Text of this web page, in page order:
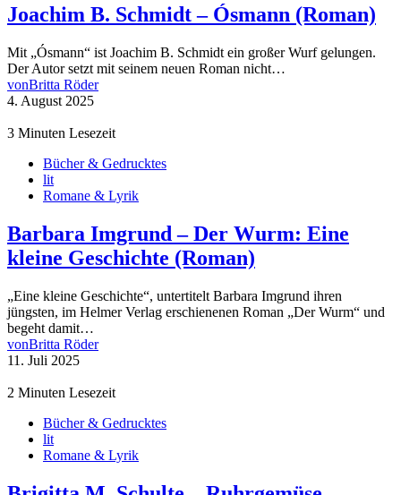
Joachim B. Schmidt – Ósmann (Roman)
Mit „Ósmann“ ist Joachim B. Schmidt ein großer Wurf gelungen.
Der Autor setzt mit seinem neuen Roman nicht…
vonBritta Röder
4. August 2025
3 Minuten Lesezeit
Bücher & Gedrucktes
lit
Romane & Lyrik
Barbara Imgrund – Der Wurm: Eine
kleine Geschichte (Roman)
„Eine kleine Geschichte“, untertitelt Barbara Imgrund ihren
jüngsten, im Helmer Verlag erschienenen Roman „Der Wurm“ und
begeht damit…
vonBritta Röder
11. Juli 2025
2 Minuten Lesezeit
Bücher & Gedrucktes
lit
Romane & Lyrik